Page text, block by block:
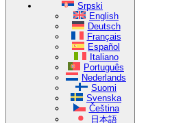
Srpski
English
Deutsch
Français
Español
Italiano
Português
Nederlands
Suomi
Svenska
Čeština
日本語